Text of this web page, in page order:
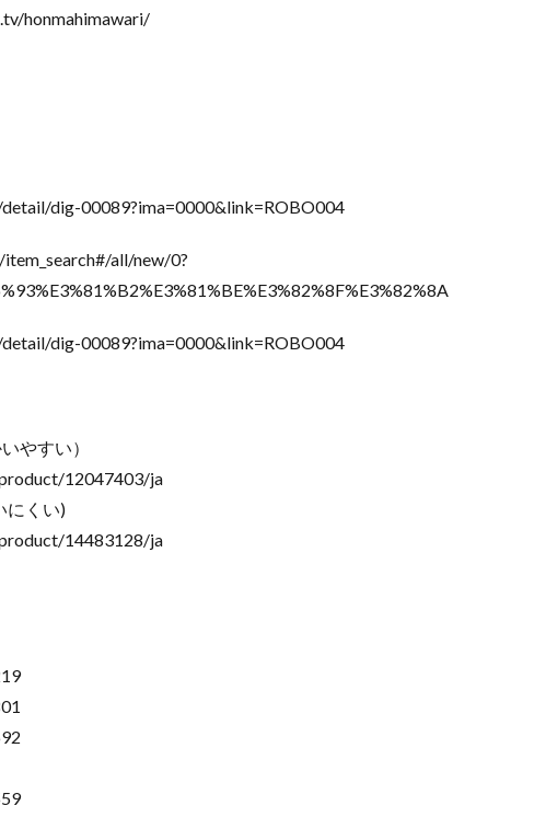
honmahimawari/
dig-00089?ima=0000&link=ROBO004
all/new/0?
dig-00089?ima=0000&link=ROBO004
やすい）
12047403/ja
にくい)
14483128/ja